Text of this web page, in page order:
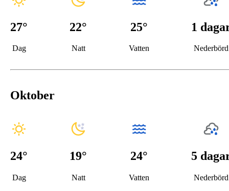
27°
Dag
22°
Natt
25°
Vatten
1
Nederbörd
Oktober
24°
Dag
19°
Natt
24°
Vatten
5
Nederbörd